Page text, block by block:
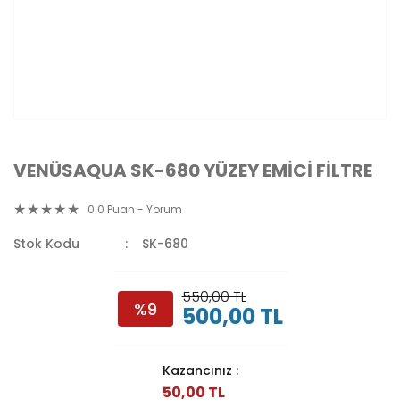
VENÜSAQUA SK-680 YÜZEY EMİCİ FİLTRE
0.0 Puan - Yorum
Stok Kodu SK-680
%9
550,00 TL
500,00 TL
Kazancınız :
50,00 TL